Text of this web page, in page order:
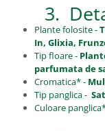
3.
Plante folosite -
In, Glixia,
Tip floare -
parfumata de
Cromatica* -
Tip panglica -
Culoare